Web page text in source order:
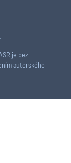
je bez
autorského